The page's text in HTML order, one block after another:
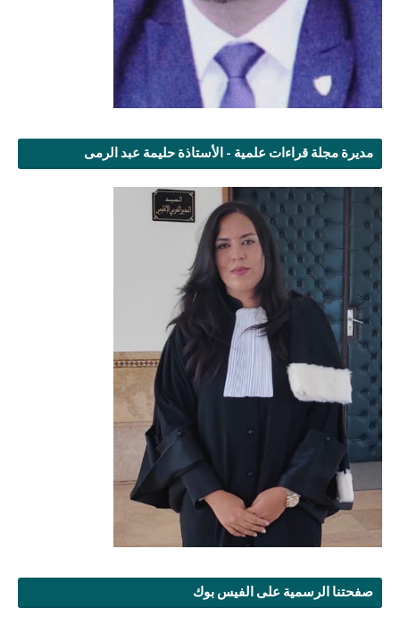
مديرة مجلة قراءات علمية - الأستاذة حليمة عبد الرمى
صفحتنا الرسمية على الفيس بوك